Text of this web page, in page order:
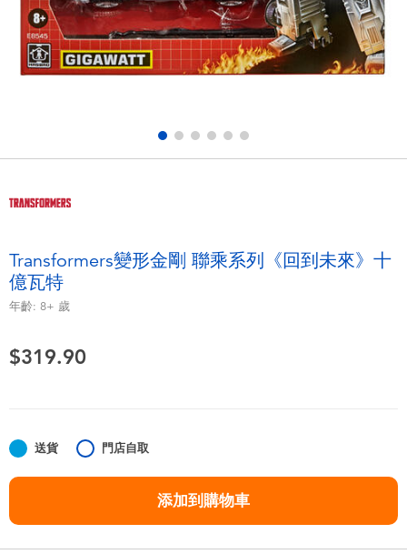
遊戲及拼圖系列
益智學習玩具
戶外及運動用品
毛毛公仔玩具
任天堂 Switch
LEGO樂高
LeapFrog跳跳蛙
Transformers變形金剛 聯乘系列《回到未來》十
億瓦特
年齡: 8+ 歲
$319.90
送貨 門店自取
添加到購物車